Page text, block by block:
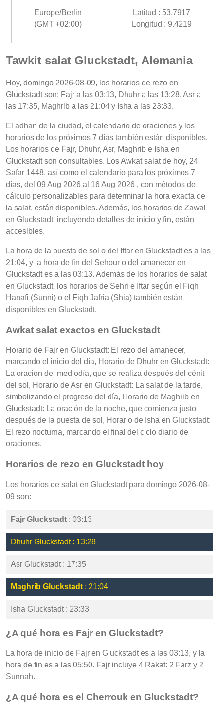
Europe/Berlin
(GMT +02:00)
Latitud : 53.7917
Longitud : 9.4219
Tawkit salat Gluckstadt, Alemania
Hoy, domingo 2026-08-09, los horarios de rezo en
Gluckstadt son: Fajr a las 03:13, Dhuhr a las 13:28, Asr a
las 17:35, Maghrib a las 21:04 y Isha a las 23:33.
El adhan de la ciudad, el calendario de oraciones y los
horarios de los próximos 7 días también están disponibles.
Los horarios de Fajr, Dhuhr, Asr, Maghrib e Isha en
Gluckstadt son consultables. Los Awkat salat de hoy, 24
Safar 1448, así como el calendario para los próximos 7
días, del 09 Aug 2026 al 16 Aug 2026 , con métodos de
cálculo personalizables para determinar la hora exacta de
la salat, están disponibles. Además, los horarios de Zawal
en Gluckstadt, incluyendo detalles de inicio y fin, están
accesibles.
La hora de la puesta de sol o del Iftar en Gluckstadt es a las
21:04, y la hora de fin del Sehour o del amanecer en
Gluckstadt es a las 03:13. Además de los horarios de salat
en Gluckstadt, los horarios de Sehri e Iftar según el Fiqh
Hanafi (Sunni) o el Fiqh Jafria (Shia) también están
disponibles en Gluckstadt.
Awkat salat exactos en Gluckstadt
Horario de Fajr en Gluckstadt: El rezo del amanecer,
marcando el inicio del día, Horario de Dhuhr en Gluckstadt:
La oración del mediodía, que se realiza después del cénit
del sol, Horario de Asr en Gluckstadt: La salat de la tarde,
simbolizando el progreso del día, Horario de Maghrib en
Gluckstadt: La oración de la noche, que comienza justo
después de la puesta de sol, Horario de Isha en Gluckstadt:
El rezo nocturna, marcando el final del ciclo diario de
oraciones.
Horarios de rezo en Gluckstadt hoy
Los horarios de salat en Gluckstadt para domingo 2026-08-
09 son:
Fajr Gluckstadt : 03:13
Dhuhr Gluckstadt : 13:28
Asr Gluckstadt : 17:35
Maghrib Gluckstadt : 21:04
Isha Gluckstadt : 23:33
¿A qué hora es Fajr en Gluckstadt?
La hora de inicio de Fajr en Gluckstadt es a las 03:13, y la
hora de fin es a las 05:50. Fajr incluye 4 Rakat: 2 Farz y 2
Sunnah.
¿A qué hora es el Cherrouk en Gluckstadt?